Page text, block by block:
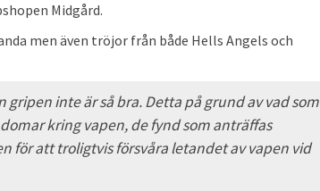
Midgård.
men även tröjor från både Hells Angels och
inte är så bra. Detta på grund av vad som
kring vapen, de fynd som anträffas
för att troligtvis försvåra letandet av vapen vid